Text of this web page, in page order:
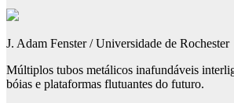
J. Adam Fenster / Universidade de Rochester
Múltiplos tubos metálicos inafundáveis
bóias e plataformas flutuantes do futuro.